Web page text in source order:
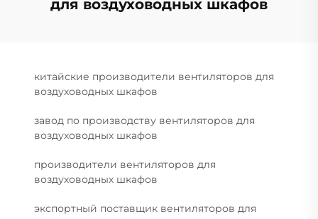
для воздуховодных шкафов
китайские производители вентиляторов для
воздуховодных шкафов
завод по производству вентиляторов для
воздуховодных шкафов
производители вентиляторов для
воздуховодных шкафов
экспортный поставщик вентиляторов для